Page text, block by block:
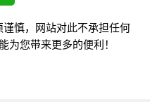
慎，网站对此不承担任何
为您带来更多的便利！